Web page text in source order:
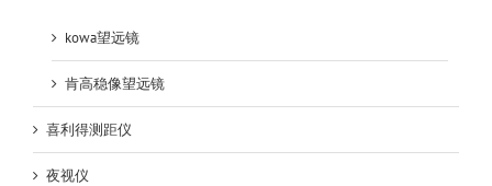
kowa望远镜
肯高稳像望远镜
喜利得测距仪
夜视仪